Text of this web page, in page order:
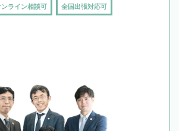
ンライン相談可 全国出張対応可